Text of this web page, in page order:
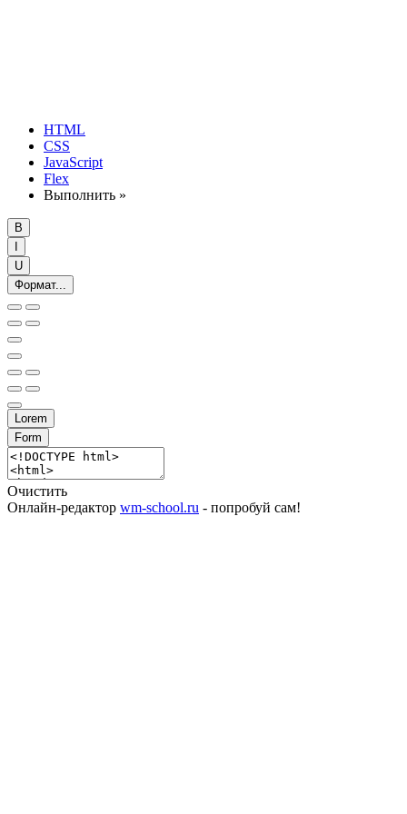
HTML
CSS
JavaScript
Flex
Выполнить »
B
U
Формат...
Lorem
Form
Очистить
Онлайн-редактор wm-school.ru - попробуй сам!